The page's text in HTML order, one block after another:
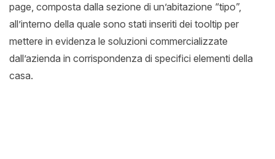
page, composta dalla sezione di un’abitazione “tipo”,
all’interno della quale sono stati inseriti dei tooltip per
mettere in evidenza le soluzioni commercializzate
dall’azienda in corrispondenza di specifici elementi della
casa.